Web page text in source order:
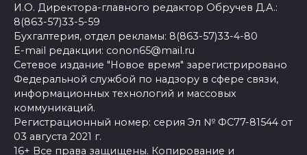
И.О. Директора-главного редактор Обручев Д.А.:
8(863-57)33-5-59
Бухгалтерия, отдел рекламы: 8(863-57)33-4-80
E-mail редакции: conon65@mail.ru
Сетевое издание "Новое время" зарегистрировано
Федеральной службой по надзору в сфере связи,
информационных технологий и массовых
коммуникаций.
Регистрационный номер: серия Эл № ФС77-81544 от
03 августа 2021 г.
16+ Все права защищены. Копирование и